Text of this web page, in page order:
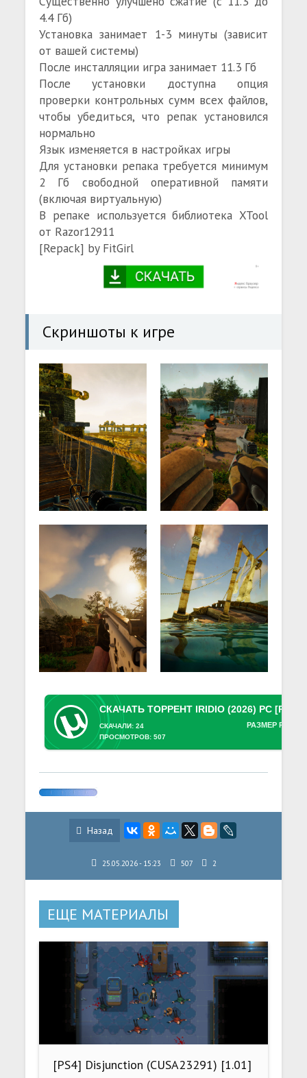
4.4 Гб)
Установка занимает 1-3 минуты (зависит
от вашей системы)
После инсталляции игра занимает 11.3 Гб
После установки доступна опция
проверки контрольных сумм всех файлов,
чтобы убедиться, что репак установился
нормально
Язык изменяется в настройках игры
Для установки репака требуется минимум
2 Гб свободной оперативной памяти
(включая виртуальную)
В репаке используется библиотека XTool
от Razor12911
[Repack] by FitGirl
Скриншоты к игре
РАЗМЕР
СКАЧАЛИ: 24
ПРОСМОТРОВ: 507
Назад
25.05.2026 - 15:23 507 2
ЕЩЕ МАТЕРИАЛЫ
[PS4] Disjunction (CUSA23291) [1.01]